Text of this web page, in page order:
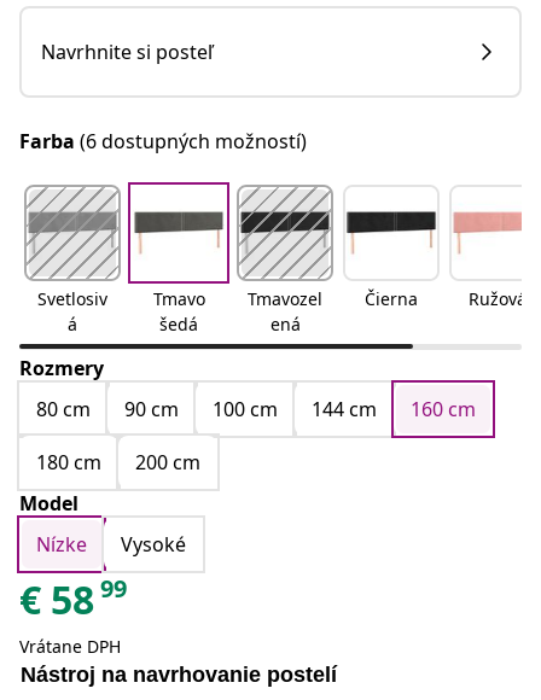
Navrhnite si posteľ
Farba (6 dostupných možností)
Svetlosiv
á
Tmavo
šedá
Tmavozel
ená
Čierna Ružová
Rozmery
80 cm
90 cm 100 cm 144 cm
160 cm
180 cm
200 cm
Model
Nízke
Vysoké
€ 5899
Vrátane DPH